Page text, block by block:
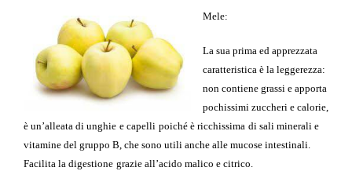
Mele:
La sua prima ed apprezzata
caratteristica è la leggerezza:
non contiene grassi e apporta
pochissimi zuccheri e calorie,
è un’alleata di unghie e capelli poiché è ricchissima di sali minerali e
vitamine del gruppo B, che sono utili anche alle mucose intestinali.
Facilita la digestione grazie all’acido malico e citrico.